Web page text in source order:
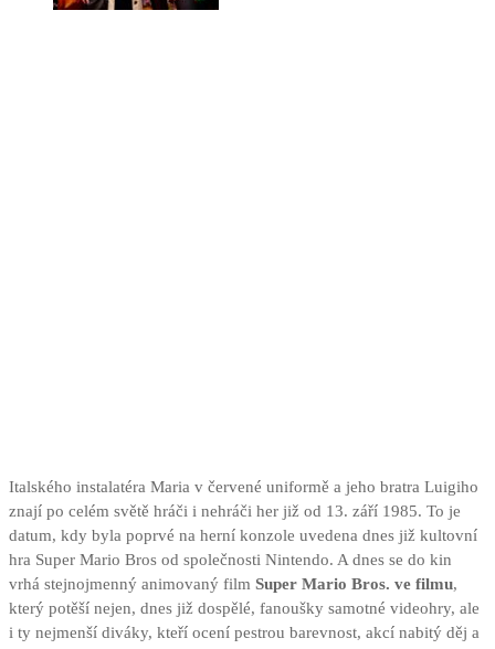
Italského instalatéra Maria v červené uniformě a jeho bratra Luigiho
znají po celém světě hráči i nehráči her již od 13. září 1985. To je
datum, kdy byla poprvé na herní konzole uvedena dnes již kultovní
hra Super Mario Bros od společnosti Nintendo. A dnes se do kin
vrhá stejnojmenný animovaný film Super Mario Bros. ve filmu,
který potěší nejen, dnes již dospělé, fanoušky samotné videohry, ale
i ty nejmenší diváky, kteří ocení pestrou barevnost, akcí nabitý děj a